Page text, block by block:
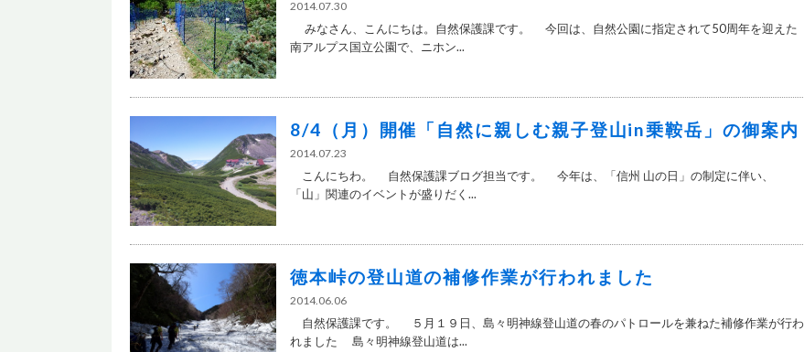
2014.07.30
みなさん、こんにちは。自然保護課です。 今回は、自然公園に指定されて50周年を迎えた
南アルプス国立公園で、ニホン...
8/4（月）開催「自然に親しむ親子登山in乗鞍岳」の御案内
2014.07.23
こんにちわ。 自然保護課ブログ担当です。 今年は、「信州 山の日」の制定に伴い、
「山」関連のイベントが盛りだく...
徳本峠の登山道の補修作業が行われました
2014.06.06
自然保護課です。 ５月１９日、島々明神線登山道の春のパトロールを兼ねた補修作業が行わ
れました 島々明神線登山道は...